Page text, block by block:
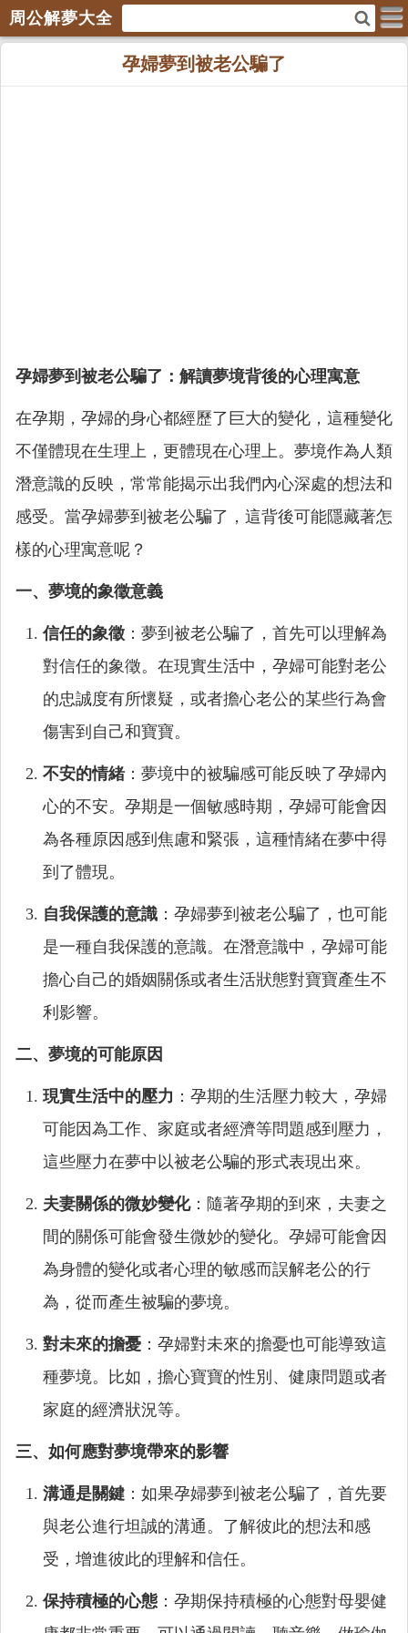
周公解夢大全
孕婦夢到被老公騙了
孕婦夢到被老公騙了：解讀夢境背後的心理寓意
在孕期，孕婦的身心都經歷了巨大的變化，這種變化
不僅體現在生理上，更體現在心理上。夢境作為人類
潛意識的反映，常常能揭示出我們內心深處的想法和
感受。當孕婦夢到被老公騙了，這背後可能隱藏著怎
樣的心理寓意呢？
一、夢境的象徵意義
信任的象徵 ：夢到被老公騙了，首先可以理解為
對信任的象徵。在現實生活中，孕婦可能對老公
的忠誠度有所懷疑，或者擔心老公的某些行為會
傷害到自己和寶寶。
不安的情緒：夢境中的被騙感可能反映了孕婦內
心的不安。孕期是一個敏感時期，孕婦可能會因
為各種原因感到焦慮和緊張，這種情緒在夢中得
到了體現。
自我保護的意識 ：孕婦夢到被老公騙了，也可能
是一種自我保護的意識。在潛意識中，孕婦可能
擔心自己的婚姻關係或者生活狀態對寶寶產生不
利影響。
二、夢境的可能原因
現實生活中的壓力 ：孕期的生活壓力較大，孕婦
可能因為工作、家庭或者經濟等問題感到壓力，
這些壓力在夢中以被老公騙的形式表現出來。
夫妻關係的微妙變化：隨著孕期的到來，夫妻之
間的關係可能會發生微妙的變化。孕婦可能會因
為身體的變化或者心理的敏感而誤解老公的行
為，從而產生被騙的夢境。
對未來的擔憂 ：孕婦對未來的擔憂也可能導致這
種夢境。比如，擔心寶寶的性別、健康問題或者
家庭的經濟狀況等。
三、如何應對夢境帶來的影響
溝通是關鍵 ：如果孕婦夢到被老公騙了，首先要
與老公進行坦誠的溝通。了解彼此的想法和感
受，增進彼此的理解和信任。
保持積極的心態 ：孕期保持積極的心態對母嬰健